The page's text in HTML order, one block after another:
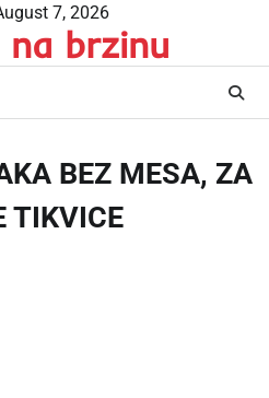
7, 2026
na brzinu
BEZ MESA, ZA
TIKVICE